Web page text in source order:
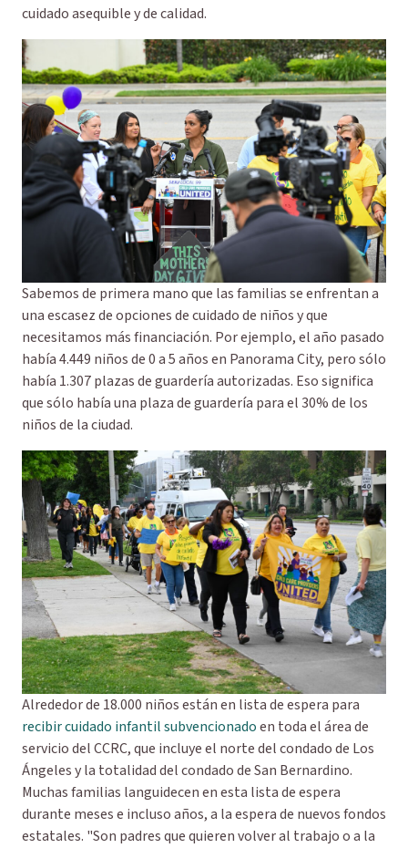
cuidado asequible y de calidad.
Sabemos de primera mano que las familias se enfrentan a
una escasez de opciones de cuidado de niños y que
necesitamos más financiación. Por ejemplo, el año pasado
había 4.449 niños de 0 a 5 años en Panorama City, pero sólo
había 1.307 plazas de guardería autorizadas. Eso significa
que sólo había una plaza de guardería para el 30% de los
niños de la ciudad.
Alrededor de 18.000 niños están en lista de espera para
recibir cuidado infantil subvencionadoen toda el área de
servicio del CCRC, que incluye el norte del condado de Los
Ángeles y la totalidad del condado de San Bernardino.
Muchas familias languidecen en esta lista de espera
durante meses e incluso años, a la espera de nuevos fondos
estatales. "Son padres que quieren volver al trabajo o a la